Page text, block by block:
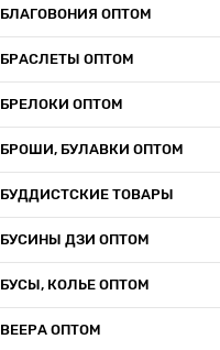
БЛАГОВОНИЯ ОПТОМ
БРАСЛЕТЫ ОПТОМ
БРЕЛОКИ ОПТОМ
БРОШИ, БУЛАВКИ ОПТОМ
БУДДИСТСКИЕ ТОВАРЫ
БУСИНЫ ДЗИ ОПТОМ
БУСЫ, КОЛЬЕ ОПТОМ
ВЕЕРА ОПТОМ